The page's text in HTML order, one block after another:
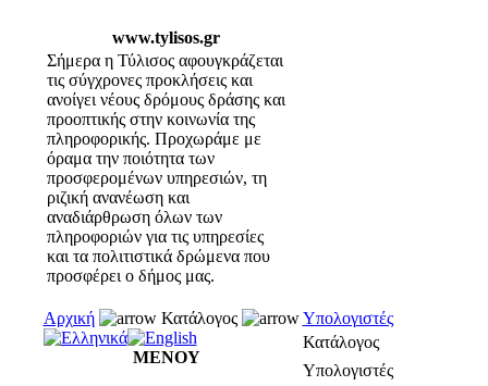
www.tylisos.gr
Σήμερα η Τύλισος αφουγκράζεται
τις σύγχρονες προκλήσεις και
ανοίγει νέους δρόμους δράσης και
προοπτικής στην κοινωνία της
πληροφορικής. Προχωράμε με
όραμα την ποιότητα των
προσφερομένων υπηρεσιών, τη
ριζική ανανέωση και
αναδιάρθρωση όλων των
πληροφοριών για τις υπηρεσίες
και τα πολιτιστικά δρώμενα που
προσφέρει ο δήμος μας.
Αρχική Κατάλογος Υπολογιστές
ΜΕΝΟΥ
Κατάλογος
Υπολογιστές